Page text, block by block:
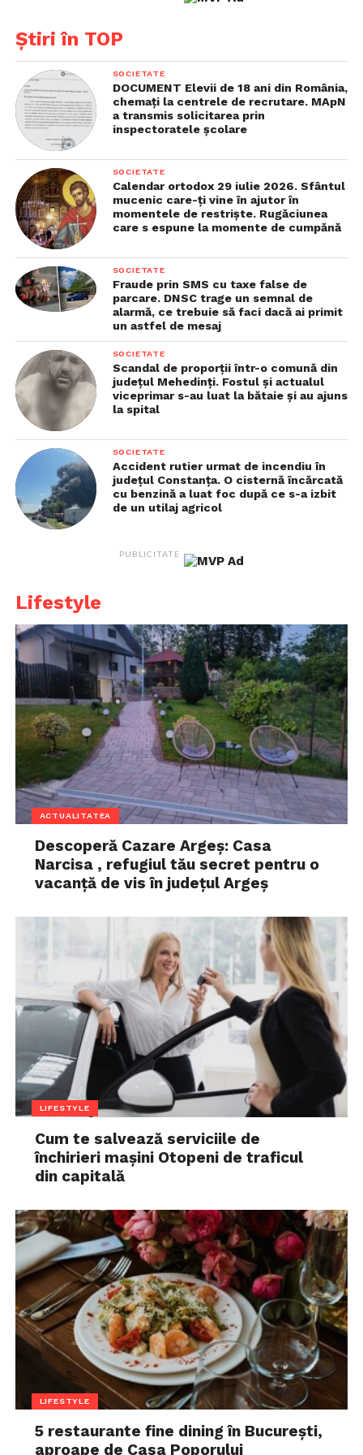
la acuzații. Conducerea liceului și Inspectoratul
întâmplat și dacă imaginile sunt reale.
Citește și:Ce diferență de vârstă e între Ilinca Vandici
și noul ei iubit, Bogdan Boitor. Vedeta TV iubește din
nou, la 3 ani de la divorțul de Andrei Neacșu
Vizualizări: 969
Știri în TOP
SOCIETATE
DOCUMENT Elevii de 18 ani din România,
chemaţi la centrele de recrutare. MApN
a transmis solicitarea prin
inspectoratele şcolare
SOCIETATE
Calendar ortodox 29 iulie 2026. Sfântul
mucenic care-ţi vine în ajutor în
momentele de restrişte. Rugăciunea
care s espune la momente de cumpănă
SOCIETATE
Fraude prin SMS cu taxe false de
parcare. DNSC trage un semnal de
alarmă, ce trebuie să faci dacă ai primit
un astfel de mesaj
SOCIETATE
Scandal de proporții într-o comună din
județul Mehedinți. Fostul și actualul
viceprimar s-au luat la bătaie și au ajuns
la spital
SOCIETATE
Accident rutier urmat de incendiu în
județul Constanța. O cisternă încărcată
cu benzină a luat foc după ce s-a izbit
de un utilaj agricol
PUBLICITATE
Lifestyle
ACTUALITATEA
Descoperă Cazare Argeș: Casa
Narcisa , refugiul tău secret pentru o
vacanță de vis în județul Argeș
LIFESTYLE
Cum te salvează serviciile de
închirieri mașini Otopeni de traficul
din capitală
LIFESTYLE
5 restaurante fine dining în București,
aproape de Casa Poporului